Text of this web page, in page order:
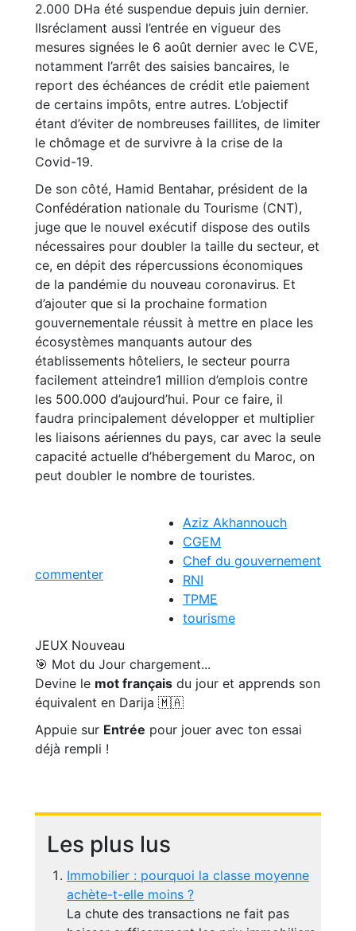
2.000 DHa été suspendue depuis juin dernier.
Ilsréclament aussi l’entrée en vigueur des
mesures signées le 6 août dernier avec le CVE,
notamment l’arrêt des saisies bancaires, le
report des échéances de crédit etle paiement
de certains impôts, entre autres. L’objectif
étant d’éviter de nombreuses faillites, de limiter
le chômage et de survivre à la crise de la
Covid-19.
De son côté, Hamid Bentahar, président de la
Confédération nationale du Tourisme (CNT),
juge que le nouvel exécutif dispose des outils
nécessaires pour doubler la taille du secteur, et
ce, en dépit des répercussions économiques
de la pandémie du nouveau coronavirus. Et
d’ajouter que si la prochaine formation
gouvernementale réussit à mettre en place les
écosystèmes manquants autour des
établissements hôteliers, le secteur pourra
facilement atteindre1 million d’emplois contre
les 500.000 d’aujourd’hui. Pour ce faire, il
faudra principalement développer et multiplier
les liaisons aériennes du pays, car avec la seule
capacité actuelle d’hébergement du Maroc, on
peut doubler le nombre de touristes.
commenter
Aziz Akhannouch
CGEM
Chef du gouvernement
RNI
TPME
tourisme
JEUX Nouveau
🎯 Mot du Jour chargement...
Devine le mot français du jour et apprends son
équivalent en Darija 🇲🇦
Appuie sur Entrée pour jouer avec ton essai
déjà rempli !
Les plus lus
Immobilier : pourquoi la classe moyenne
achète-t-elle moins ?
La chute des transactions ne fait pas